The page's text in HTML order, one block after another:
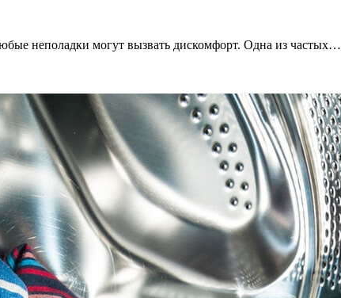
неполадки могут вызвать дискомфорт. Одна из частых…